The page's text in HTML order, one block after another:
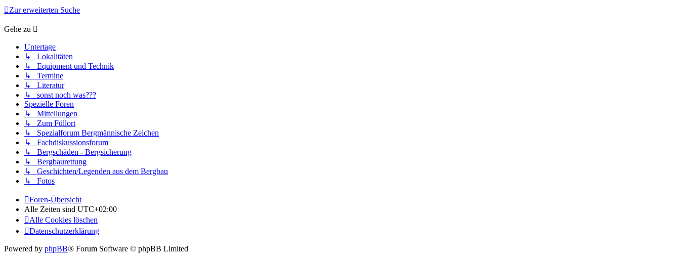
Zur erweiterten Suche
Gehe zu
Untertage
↳ Lokalitäten
↳ Equipment und Technik
↳ Termine
↳ Literatur
↳ sonst noch was???
Spezielle Foren
↳ Mitteilungen
↳ Zum Füllort
↳ Spezialforum Bergmännische Zeichen
↳ Fachdiskussionsforum
↳ Bergschäden - Bergsicherung
↳ Bergbaurettung
↳ Geschichten/Legenden aus dem Bergbau
↳ Fotos
Foren-Übersicht
Alle Zeiten sind UTC+02:00
Alle Cookies löschen
Datenschutzerklärung
Powered by phpBB® Forum Software © phpBB Limited